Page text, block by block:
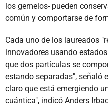
los gemelos- pueden
común y comportarse de
Cada uno de los laureados
innovadores usando
que dos partículas se
estando separadas", señaló
claro que está emergiendo
cuántica", indicó Anders